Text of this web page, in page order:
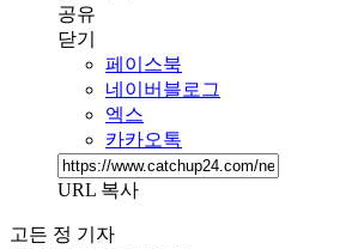
공유
닫기
페이스북
네이버블로그
엑스
카카오톡
URL 복사
고든 정 기자